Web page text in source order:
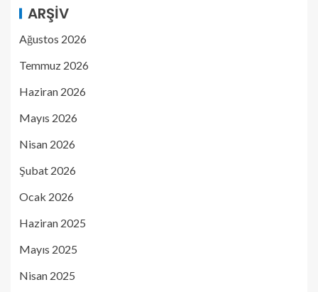
ARŞIV
Ağustos 2026
Temmuz 2026
Haziran 2026
Mayıs 2026
Nisan 2026
Şubat 2026
Ocak 2026
Haziran 2025
Mayıs 2025
Nisan 2025